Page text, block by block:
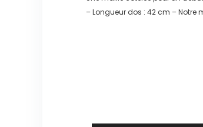
– Longueur dos : 42 cm – Notre